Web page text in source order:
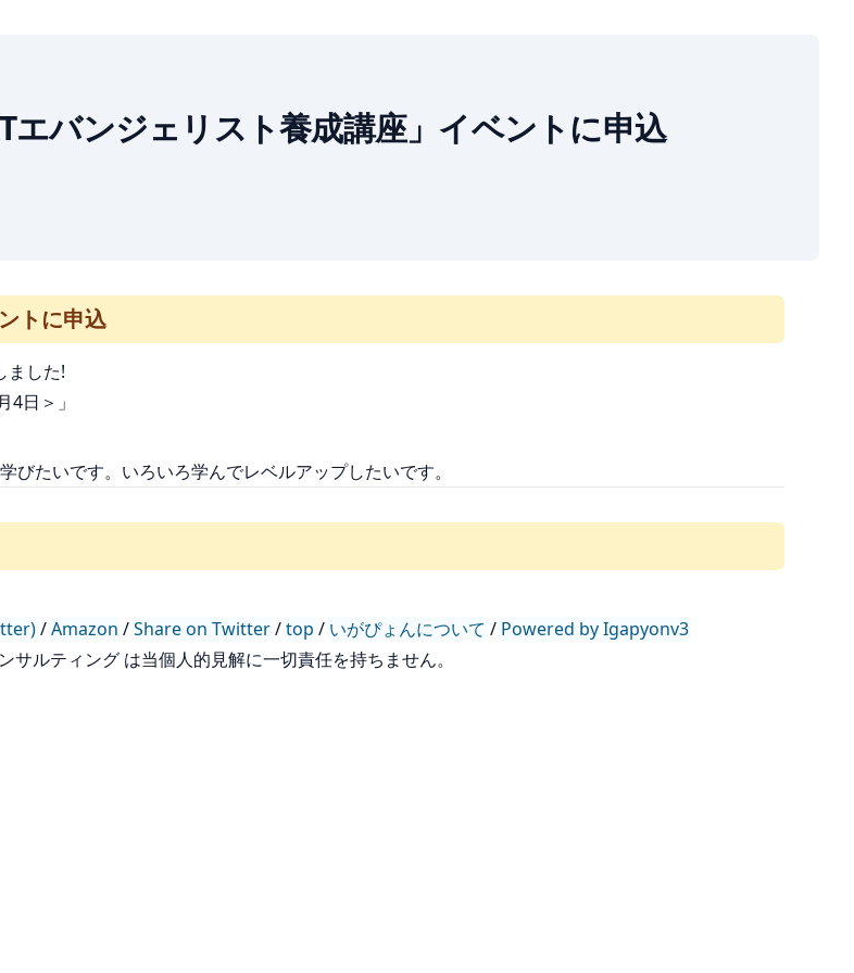
バンジェリスト養成講座」イベントに申込
トに申込
ました!
4日＞」
たいです。いろいろ学んでレベルアップしたいです。
/Amazon /Share on Twitter/top / いがぴょんについて / Powered by Igapyonv3
ルティング は当個人的見解に一切責任を持ちません。